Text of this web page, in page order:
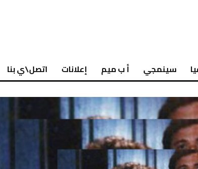
سينمجي أ ب ميم إعلانات اتصل\ي بنا